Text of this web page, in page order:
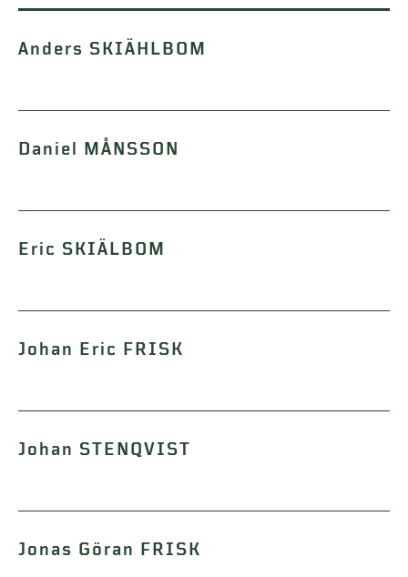
Anders SKIÄHLBOM
Daniel MÅNSSON
Eric SKIÄLBOM
Johan Eric FRISK
Johan STENQVIST
Jonas Göran FRISK